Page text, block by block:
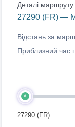
Деталі маршруту:
27290 (FR) —
Відстань за
Приблизний час
A
27290 (FR)